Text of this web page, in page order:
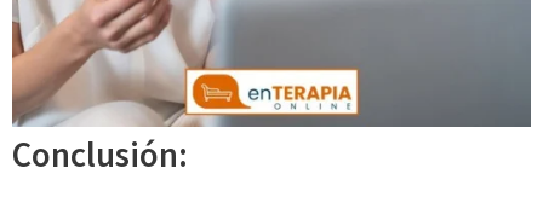
Conclusión: